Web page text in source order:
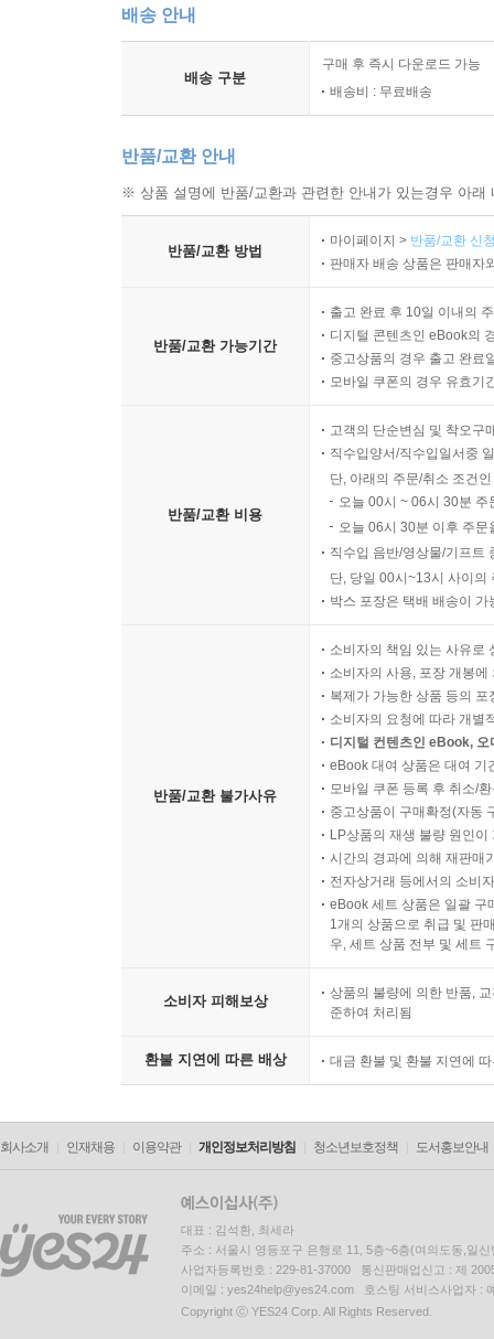
배송 안내
배송 구분
구매 후 즉시 다운로드 가능
배송비 : 무료배송
반품/교환 안내
※ 상품 설명에 반품/교환과 관련한 안내가 있는경우 아
반품/교환 방법
마이페이지 > 반품/교환 신
판매자 배송 상품은 판매자
반품/교환 가능기간
출고 완료 후 10일 이내의
디지털 콘텐츠인 eBook의
중고상품의 경우 출고 완료
모바일 쿠폰의 경우 유효기
반품/교환 비용
고객의 단순변심 및 착오구
직수입양서/직수입일서중
단, 아래의 주문/취소 조건
오늘 00시 ~ 06시 30분
오늘 06시 30분 이후 주
직수입 음반/영상물/기프트
단, 당일 00시~13시 사이의
박스 포장은 택배 배송이
반품/교환 불가사유
소비자의 책임 있는 사유로
소비자의 사용, 포장 개봉
복제가 가능한 상품 등의
소비자의 요청에 따라 개별
디지털 컨텐츠인 eBook,
eBook 대여 상품은 대여 기
모바일 쿠폰 등록 후 취소/
중고상품이 구매확정(자동
LP상품의 재생 불량 원인
시간의 경과에 의해 재판매
전자상거래 등에서의 소비
eBook 세트 상품은 일괄 구
1개의 상품으로 취급 및 판
우, 세트 상품 전부 및 세트
소비자 피해보상
상품의 불량에 의한 반품,
준하여 처리됨
환불 지연에 따른 배상 대금 환불 및 환불 지연에
회사소개 인재채용 이용약관 개인정보처리방침 청소년보호정책 도서홍보안내
대표 : 김석환, 최세라
주소 : 서울시 영등포구 은행로 11, 5층~6층(여의도동,일신
사업자등록번호 : 229-81-37000 통신판매업신고 : 제
이메일 : yes24help@yes24.com 호스팅 서비스사업자 :
Copyright ⓒ YES24 Corp. All Rights Reserved.